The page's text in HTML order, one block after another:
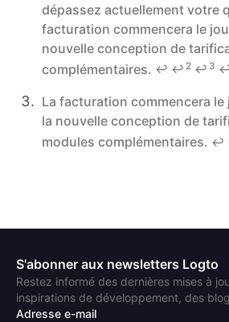
dépassez actuellement votre
facturation commencera le
nouvelle conception de
complémentaires. ↩ ↩ 2 ↩ 3
La facturation commencera
la nouvelle conception de
modules complémentaires. ↩
S'abonner aux newsletters Logto
Restez informé des dernières mises à
inspirations de développement, des
Adresse e-mail